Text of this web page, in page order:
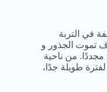
في التربة
تموت الجذور و
من ناحية
طويلة جدًا،